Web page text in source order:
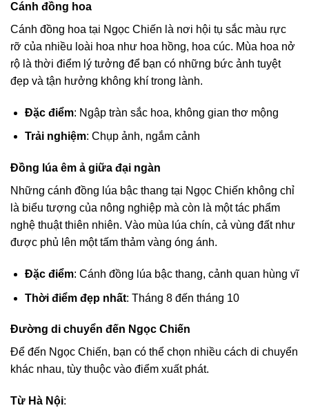
Cánh đồng hoa
Cánh đồng hoa tại Ngọc Chiến là nơi hội tụ sắc màu rực
rỡ của nhiều loài hoa như hoa hồng, hoa cúc. Mùa hoa nở
rộ là thời điểm lý tưởng để bạn có những bức ảnh tuyệt
đẹp và tận hưởng không khí trong lành.
Đặc điểm: Ngập tràn sắc hoa, không gian thơ mộng
Trải nghiệm: Chụp ảnh, ngắm cảnh
Đồng lúa êm ả giữa đại ngàn
Những cánh đồng lúa bậc thang tại Ngọc Chiến không chỉ
là biểu tượng của nông nghiệp mà còn là một tác phẩm
nghệ thuật thiên nhiên. Vào mùa lúa chín, cả vùng đất như
được phủ lên một tấm thảm vàng óng ánh.
Đặc điểm: Cánh đồng lúa bậc thang, cảnh quan hùng vĩ
Thời điểm đẹp nhất: Tháng 8 đến tháng 10
Đường di chuyển đến Ngọc Chiến
Để đến Ngọc Chiến, bạn có thể chọn nhiều cách di chuyển
khác nhau, tùy thuộc vào điểm xuất phát.
Từ Hà Nội: